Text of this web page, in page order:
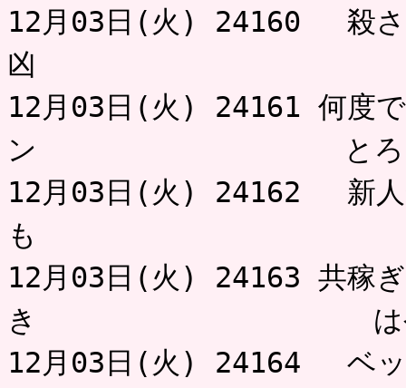
12月03日(火) 24160 殺さ
凶 は
12月03日(火) 24161 何度で
ン とろっ
12月03日(火) 24162 新人
も の
12月03日(火) 24163 共稼ぎ
き はや
12月03日(火) 24164 ベッ